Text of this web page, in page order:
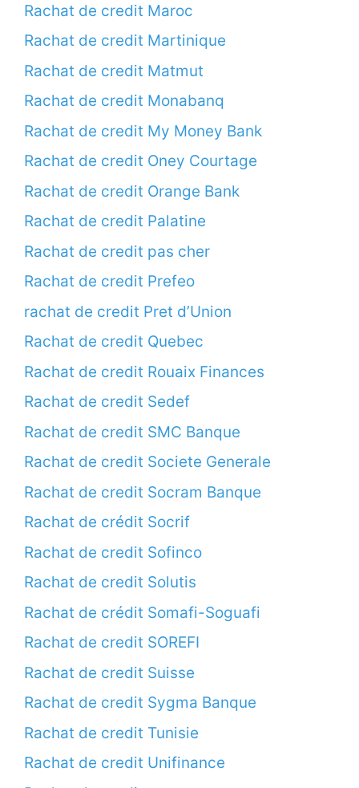
Rachat de credit Maroc
Rachat de credit Martinique
Rachat de credit Matmut
Rachat de credit Monabanq
Rachat de credit My Money Bank
Rachat de credit Oney Courtage
Rachat de credit Orange Bank
Rachat de credit Palatine
Rachat de credit pas cher
Rachat de credit Prefeo
rachat de credit Pret d’Union
Rachat de credit Quebec
Rachat de credit Rouaix Finances
Rachat de credit Sedef
Rachat de credit SMC Banque
Rachat de credit Societe Generale
Rachat de credit Socram Banque
Rachat de crédit Socrif
Rachat de credit Sofinco
Rachat de credit Solutis
Rachat de crédit Somafi-Soguafi
Rachat de credit SOREFI
Rachat de credit Suisse
Rachat de credit Sygma Banque
Rachat de credit Tunisie
Rachat de credit Unifinance